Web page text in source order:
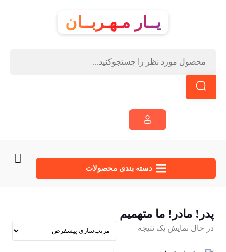
یــار مـهـربــان
دسته‌ بندی محصولات
پدر! مادر! ما متهمیم
در حال نمایش یک نتیجه